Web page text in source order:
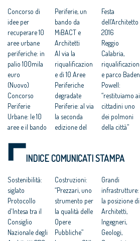
Concorso di
idee per
recuperare 10
aree urbane
periferiche: in
palio 100mila
euro
(Nuovo)
Concorso
Periferie
Urbane: le 10
aree e il bando
seconda
edizione del
MIBACT/CNAP
PC
Periferie, ecco
le dieci città
del concorso
Mibact-
Periferie, un
bando da
MiBACT e
Architetti
Al via la
riqualificazion
e di 10 Aree
Periferiche
degradate
Periferie: al via
la seconda
edizione del
Consiglio
la selezione di
dieci aree
periferiche da
riqualificare
indicate dai
Comuni
Festa
dell’Architetto
2016
Reggio
Calabria,
riqualificazion
e parco Baden
Powell:
“restituiamo ai
cittadini uno
dei polmoni
della città”
riqualificate
incarichi ai
vincitori
Periferie:
Direzione
Generale
Periferie
INDICE COMUNICATI STAMPA
Sostenibilità:
siglato
Protocollo
d'Intesa tra il
Consiglio
Nazionale degli
Costruzioni:
“Prezzari, uno
strumento per
la qualità delle
Opere
Pubbliche”
Grandi
infrastrutture:
la posizione di
Architetti,
Ingegneri,
Geologi,